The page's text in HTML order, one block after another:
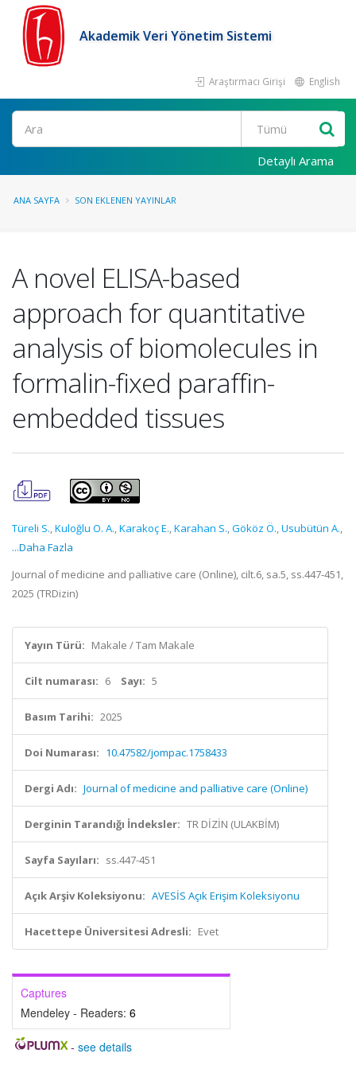
Akademik Veri Yönetim Sistemi
Araştırmacı Girişi English
Ara
Detaylı Arama
ANA SAYFA SON EKLENEN YAYINLAR
A novel ELISA-based
approach for quantitative
analysis of biomolecules in
formalin-fixed paraffin-
embedded tissues
Türeli S.,Kuloğlu O. A.,Karakoç E.,Karahan S.,Gököz Ö.,Usubütün A.,
...Daha Fazla
Journal of medicine and palliative care (Online), cilt.6, sa.5, ss.447-451,
2025 (TRDizin)
Yayın Türü: Makale / Tam Makale
Cilt numarası: 6 Sayı: 5
Basım Tarihi: 2025
Doi Numarası: 10.47582/jompac.1758433
Dergi Adı: Journal of medicine and palliative care (Online)
Derginin Tarandığı İndeksler: TR DİZİN (ULAKBİM)
Sayfa Sayıları: ss.447-451
Açık Arşiv Koleksiyonu: AVESİS Açık Erişim Koleksiyonu
Hacettepe Üniversitesi Adresli: Evet
Captures
Mendeley - Readers: 6
- see details